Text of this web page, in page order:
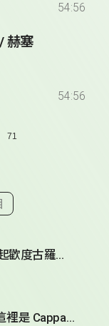
54:56
赫塞
54:56
71
集
穿越西班牙小城Lugo 一起歡度古羅馬節慶
夢幻熱氣球與火山地貌 這裡是 Cappadocia